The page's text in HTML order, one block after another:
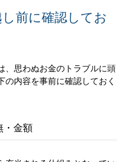
前に確認してお
、思わぬお金のトラブルに頭
の内容を事前に確認しておく
・金額